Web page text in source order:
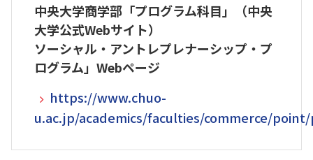
中央大学商学部「プログラム科目」（中央
大学公式Webサイト）
ソーシャル・アントレプレナーシップ・プ
ログラム」Webページ
https://www.chuo-
u.ac.jp/academics/faculties/commerce/